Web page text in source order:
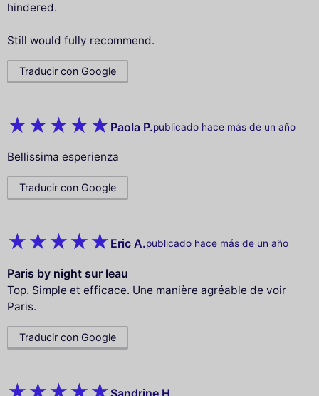
hindered.
Still would fully recommend.
Traducir con Google
Paola P.publicado hace más de un año
Bellissima esperienza
Traducir con Google
Eric A.publicado hace más de un año
Paris by night sur leau
Top. Simple et efficace. Une manière agréable de voir
Paris.
Traducir con Google
Sandrine H.